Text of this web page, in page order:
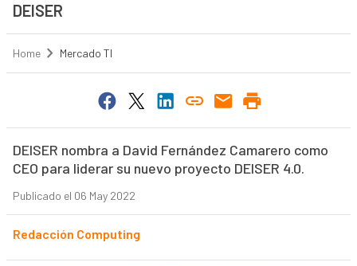
DEISER
Home Mercado TI
DEISER nombra a David Fernández Camarero como
CEO para liderar su nuevo proyecto DEISER 4.0.
Publicado el 06 May 2022
Redacción Computing